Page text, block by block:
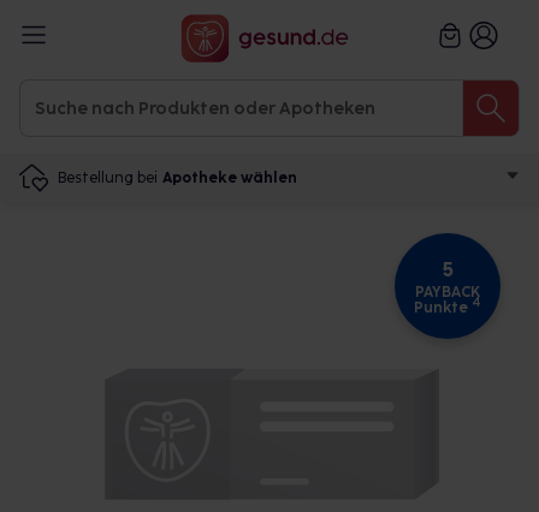
Bestellung bei Apotheke wählen
5
PAYBACK
Punkte 4